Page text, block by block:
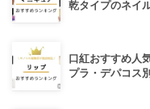
乾タイプのネイ
口紅おすすめ人
プラ・デパコス